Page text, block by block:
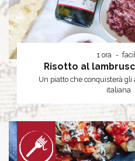
1 ora
Risotto al
Un piatto che conquisterà
italiana